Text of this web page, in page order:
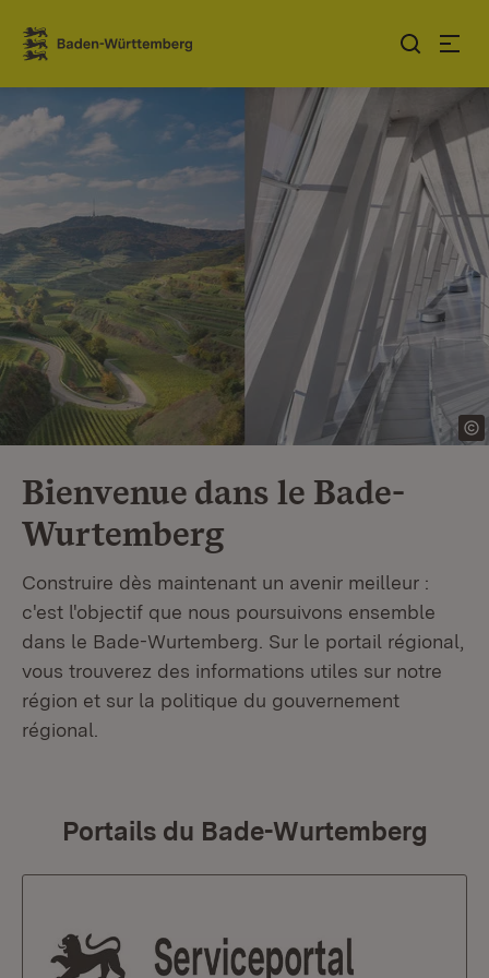
Sauter au contenu
Link zur Startseite
Bienvenue dans le Bade-
Wurtemberg
Construire dès maintenant un avenir meilleur :
c'est l'objectif que nous poursuivons ensemble
dans le Bade-Wurtemberg. Sur le portail régional,
vous trouverez des informations utiles sur notre
région et sur la politique du gouvernement
régional.
Portails du Bade-Wurtemberg